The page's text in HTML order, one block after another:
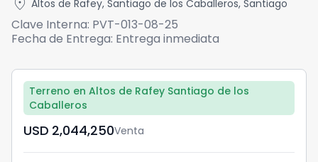
Altos de Rafey, Santiago de los Caballeros, Santiago
Clave Interna: PVT-013-08-25
Fecha de Entrega: Entrega inmediata
Terreno en Altos de Rafey Santiago de los
Caballeros
USD	2,044,250Venta